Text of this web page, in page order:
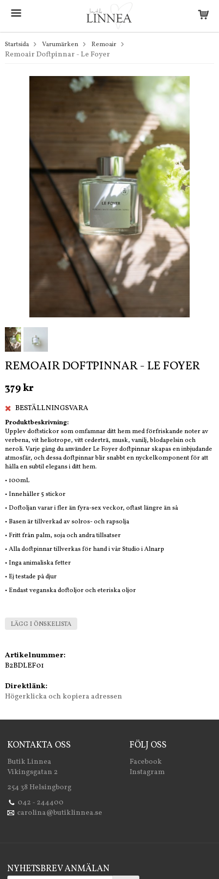
Startsida Varumärken Remoair
Remoair Doftpinnar - Le Foyer
REMOAIR DOFTPINNAR - LE FOYER
379 kr
BESTÄLLNINGSVARA
Produktbeskrivning:
Upplev doftstickor som omfamnar ditt hem med förfriskande noter av
verbena, vit heliotrope, vitt cederträ, musk, vanilj, blodapelsin och
neroli. Varje gång du använder Le Foyer doftpinnar skapas en inbjudande
atmosfär, och dessa doftpinnar blir snabbt en nyckelkomponent för att
hålla en subtil elegans i ditt hem.
• 100mL
• Innehåller 5 stickor
• Doftoljan varar i fler än fyra-sex veckor, oftast längre än så
• Basen är tillverkad av solros- och rapsolja
• Fritt från palm, soja och andra tillsatser
• Alla doftpinnar tillverkas för hand i vår Studio i Alnarp
• Inga animaliska fetter
• Ej testade på djur
• Endast veganska doftoljor och eteriska oljor
LÄGG I ÖNSKELISTA
Artikelnummer:
B2BDLEF01
Direktlänk:
Högerklicka och kopiera adressen
KONTAKTA OSS
Butik Linnea
Vikingsgatan 2
254 38 Helsingborg
042 - 244400
carolina@butiklinnea.se
FÖLJ OSS
Facebook
Instagram
NYHETSBREV ANMÄLAN